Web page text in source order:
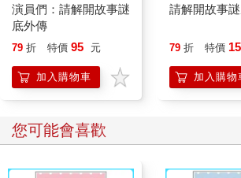
演員們：請解開故事謎
底外傳
79 折 特價 95 元
加入購物車
請解開故事
79 折 特價
加入購物
您可能會喜歡